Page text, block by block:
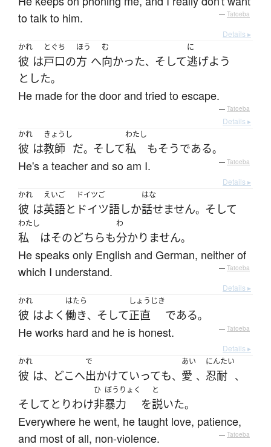
to talk to him.
— Tatoeba
Details ▸
かれ
彼 は
とぐち
戸口の
ほう
方 へ
む
向かった、 そして
に
逃げよう
とした。
He made for the door and tried to escape.
— Tatoeba
Details ▸
かれ
彼 は
きょうし
教師 だ。 そして
わたし
私 もそうである。
He's a teacher and so am I. — Tatoeba
Details ▸
かれ
彼 は
えいご
英語と
ドイツご
ドイツ語しか
はな
話せません。 そして
わたし
私 はそのどちらも
わ
分かりません。
He speaks only English and German, neither of
which I understand.
— Tatoeba
Details ▸
かれ
彼 はよく
はたら
働き、 そして
しょうじき
正直 である。
He works hard and he is honest. — Tatoeba
Details ▸
かれ
彼 は、 どこへ
で
出かけていっても、
あい
愛 、
にんたい
忍耐 、
そして とりわけ
ひ
非
ぼうりょく
暴力 を
と
説いた。
Everywhere he went, he taught love, patience,
and most of all, non-violence.
— Tatoeba